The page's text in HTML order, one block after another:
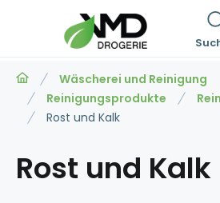
Wäscherei und Reinigung
Reinigungsprodukte
Rost und Kalk
Rost und Kalk